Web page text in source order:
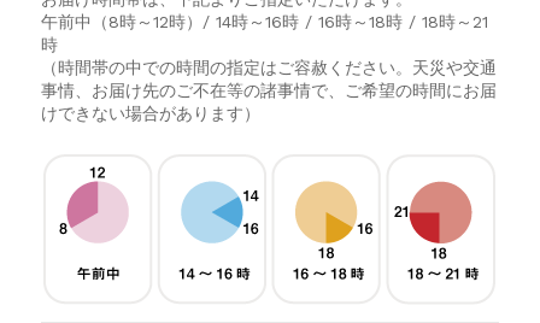
午前中（8時～12時）/ 14時～16時 / 16時～18時 / 18時～21
時
（時間帯の中での時間の指定はご容赦ください。天災や交通
事情、お届け先のご不在等の諸事情で、ご希望の時間にお届
けできない場合があります）